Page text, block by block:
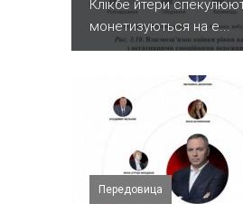
Клікбе йтери
монетизуються на е...
Передовица